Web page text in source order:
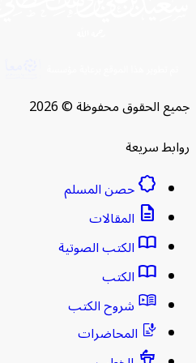
الحقوق محفوظة © 2026
سريعة
brightness_empty حصن المسلم
description المقالات
import_contacts الكتب الصوتية
import_contacts الكتب
شروح الكتب
المحاضرات